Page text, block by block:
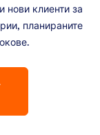
нови клиенти за
планираните